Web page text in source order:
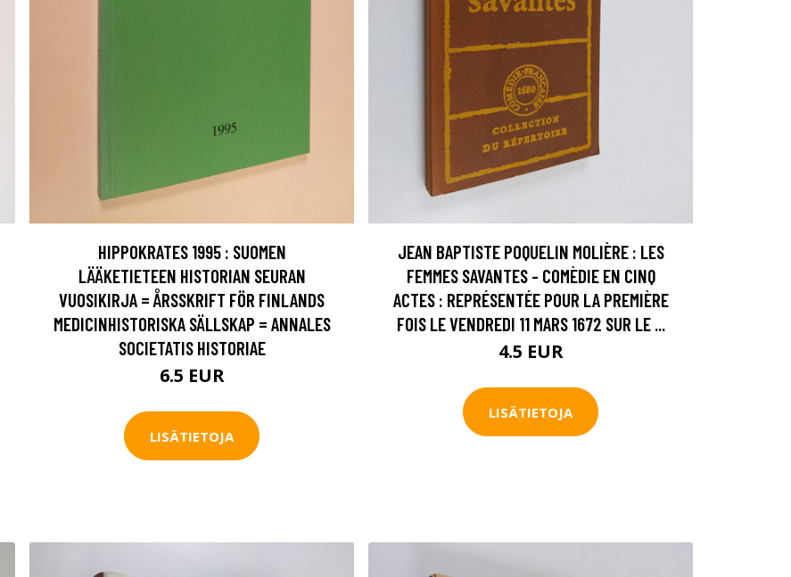
HIPPOKRATES 1995 : SUOMEN
LÄÄKETIETEEN HISTORIAN SEURAN
VUOSIKIRJA = ÅRSSKRIFT FÖR FINLANDS
MEDICINHISTORISKA SÄLLSKAP = ANNALES
SOCIETATIS HISTORIAE
6.5 EUR
LISÄTIETOJA
JEAN BAPTISTE POQUELIN MOLIÈRE : LES
FEMMES SAVANTES - COMÈDIE EN CINQ
ACTES : REPRÉSENTÉE POUR LA PREMIÈRE
FOIS LE VENDREDI 11 MARS 1672 SUR LE ...
4.5 EUR
LISÄTIETOJA